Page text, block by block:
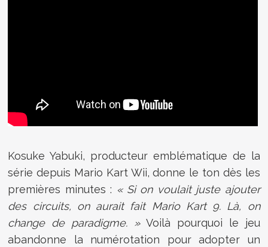
Kosuke Yabuki, producteur emblématique de la
série depuis Mario Kart Wii, donne le ton dès les
premières minutes : « Si on voulait juste ajouter
des circuits, on aurait fait Mario Kart 9. Là, on
change de paradigme. »Voilà pourquoi le jeu
abandonne la numérotation pour adopter un